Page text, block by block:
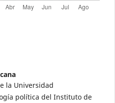
la Universidad
política del Instituto de